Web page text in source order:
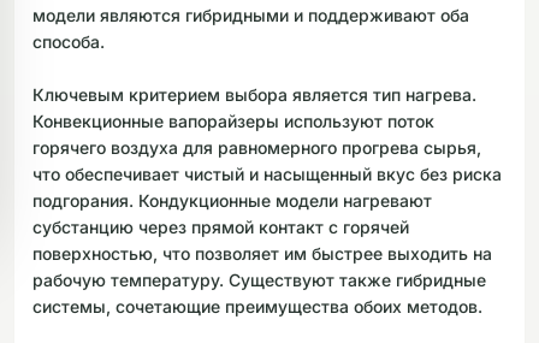
модели являются гибридными и поддерживают оба
способа.
Ключевым критерием выбора является тип нагрева.
Конвекционные вапорайзеры используют поток
горячего воздуха для равномерного прогрева сырья,
что обеспечивает чистый и насыщенный вкус без риска
подгорания. Кондукционные модели нагревают
субстанцию через прямой контакт с горячей
поверхностью, что позволяет им быстрее выходить на
рабочую температуру. Существуют также гибридные
системы, сочетающие преимущества обоих методов.